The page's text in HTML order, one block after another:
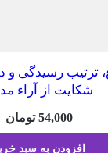
ترتیب رسیدگی و
شکایت از آراء
54,000 تومان
افزودن به سبد